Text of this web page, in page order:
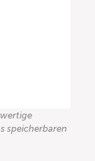
speicherbaren